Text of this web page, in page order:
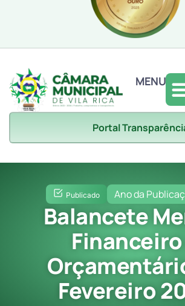
MENU
Portal
Publicado Ano da
Balancete
Fevereiro